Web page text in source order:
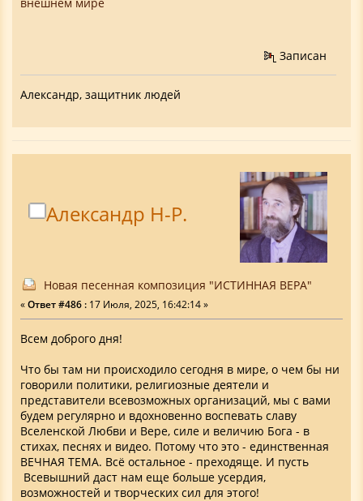
внешнем мире
Записан
Александр, защитник людей
Александр Н-Р.
Новая песенная композиция "ИСТИННАЯ ВЕРА"
«Ответ #486 : 17 Июля, 2025, 16:42:14 »
Всем доброго дня!
Что бы там ни происходило сегодня в мире, о чем бы ни
говорили политики, религиозные деятели и
представители всевозможных организаций, мы с вами
будем регулярно и вдохновенно воспевать славу
Вселенской Любви и Вере, силе и величию Бога - в
стихах, песнях и видео. Потому что это - единственная
ВЕЧНАЯ ТЕМА. Всё остальное - преходяще. И пусть
Всевышний даст нам еще больше усердия,
возможностей и творческих сил для этого!